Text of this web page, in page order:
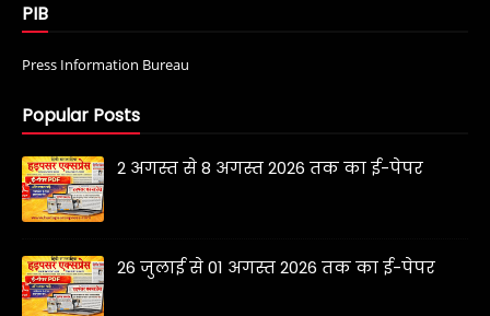
PIB
Press Information Bureau
Popular Posts
2 अगस्त से 8 अगस्त 2026 तक का ई-पेपर
26 जुलाई से 01 अगस्त 2026 तक का ई-पेपर